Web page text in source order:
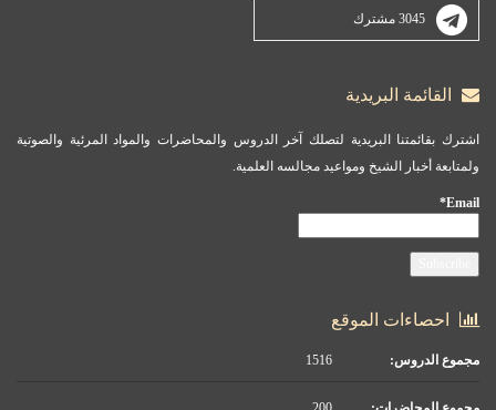
3045 مشترك
القائمة البريدية
اشترك بقائمتنا البريدية لتصلك آخر الدروس والمحاضرات والمواد المرئية والصوتية
ولمتابعة أخبار الشيخ ومواعيد مجالسه العلمية.
Email*
احصاءات الموقع
مجموع الدروس: